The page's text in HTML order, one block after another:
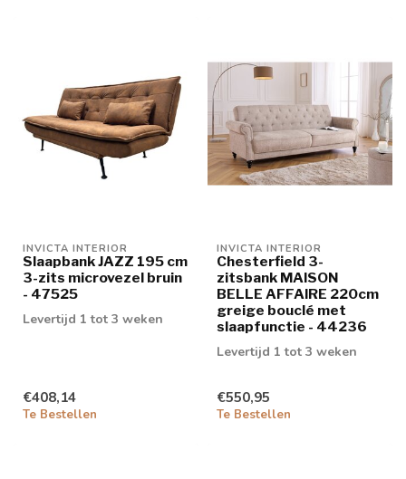
INVICTA INTERIOR
Slaapbank JAZZ 195 cm
3-zits microvezel bruin
- 47525
Levertijd 1 tot 3 weken
€408,14
Te Bestellen
INVICTA INTERIOR
Chesterfield 3-
zitsbank MAISON
BELLE AFFAIRE 220cm
greige bouclé met
slaapfunctie - 44236
Levertijd 1 tot 3 weken
€550,95
Te Bestellen